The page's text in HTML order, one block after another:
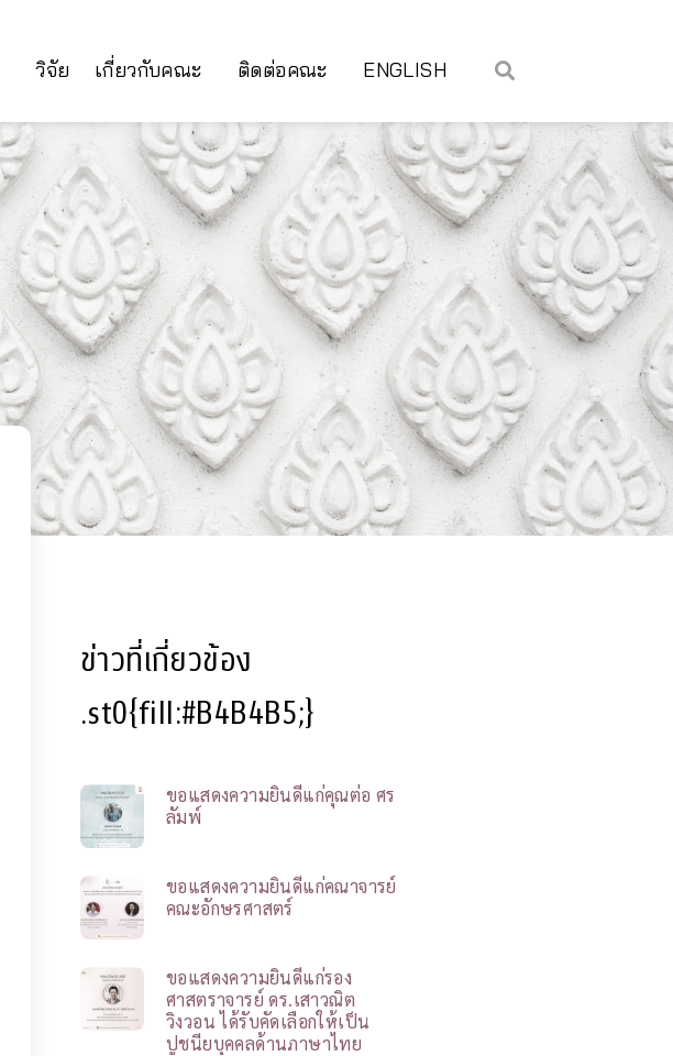
วิจัย เกี่ยวกับคณะ ติดต่อคณะ ENGLISH
ข่าวที่เกี่ยวข้อง
.st0{fill:#B4B4B5;}
ขอแสดงความยินดีแก่คุณต่อ ศร
ลัมพ์
ขอแสดงความยินดีแก่คณาจารย์
คณะอักษรศาสตร์
ขอแสดงความยินดีแก่รอง
ศาสตราจารย์ ดร.เสาวณิต
วิงวอน ได้รับคัดเลือกให้เป็น
ปูชนียบุคคลด้านภาษาไทย